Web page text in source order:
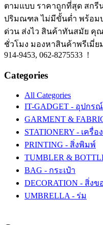
ตามแบบ ราคาถูกที่สุด สกรี
ปริมณฑล ไม่มีขั้นต่ำ พร้อมบ
ด่วน ส่งไว สินค้าทันสมัย คุ
ชั่วโมง มองหาสินค้าพรีเมี่ย
914-9453, 062-8275533 !
Categories
All Categories
IT-GADGET - อุปกร
GARMENT &
STATIONERY - เครื่
PRINTING - สิ่งพิมพ์
TUMBLER &
BAG - กระเป๋า
DECORATION - สิ่ง
UMBRELLA - ร่ม